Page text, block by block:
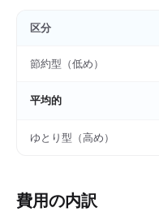
区分
節約型（低め）
平均的
ゆとり型（高め）
費用の内訳